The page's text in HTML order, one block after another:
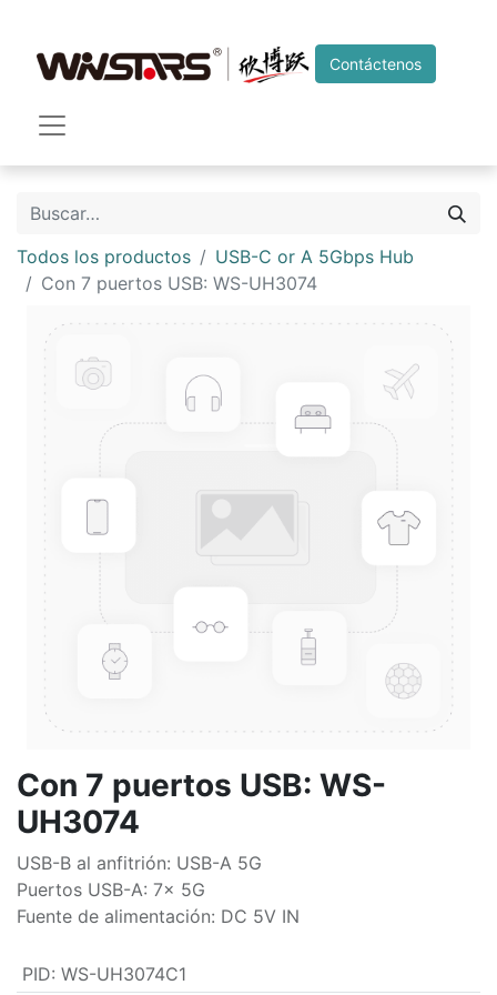
Contáctenos
Todos los productos
USB-C or A 5Gbps Hub
Con 7 puertos USB: WS-UH3074
Con 7 puertos USB: WS-
UH3074
USB-B al anfitrión: USB-A 5G
Puertos USB-A: 7x 5G
Fuente de alimentación: DC 5V IN
PID: WS-UH3074C1